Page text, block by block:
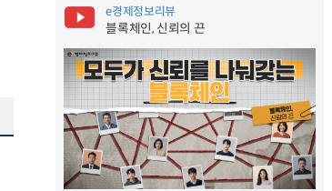
e경제정보리뷰
블록체인, 신뢰의 끈